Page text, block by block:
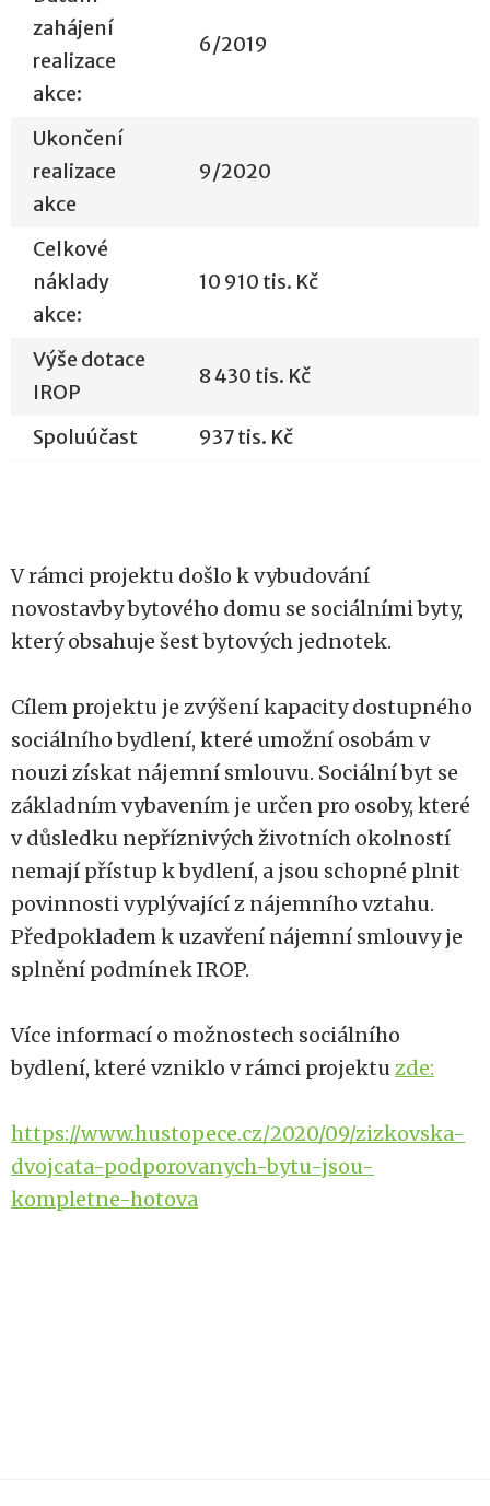
zahájení
realizace
akce:
6/2019
Ukončení
realizace
akce
9/2020
Celkové
náklady
akce:
10 910 tis. Kč
Výše dotace
IROP
8 430 tis. Kč
Spoluúčast 937 tis. Kč
V rámci projektu došlo k vybudování
novostavby bytového domu se sociálními byty,
který obsahuje šest bytových jednotek.
Cílem projektu je zvýšení kapacity dostupného
sociálního bydlení, které umožní osobám v
nouzi získat nájemní smlouvu. Sociální byt se
základním vybavením je určen pro osoby, které
v důsledku nepříznivých životních okolností
nemají přístup k bydlení, a jsou schopné plnit
povinnosti vyplývající z nájemního vztahu.
Předpokladem k uzavření nájemní smlouvy je
splnění podmínek IROP.
Více informací o možnostech sociálního
bydlení, které vzniklo v rámci projektuzde:
https://www.hustopece.cz/2020/09/zizkovska-
dvojcata-podporovanych-bytu-jsou-
kompletne-hotova